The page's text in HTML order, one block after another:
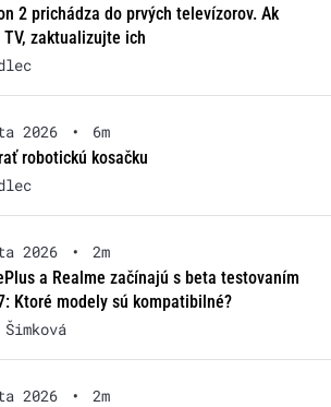
2 prichádza do prvých televízorov. Ak
zaktualizujte ich
2026 •
6m
robotickú kosačku
2026 •
2m
a Realme začínajú s beta testovaním
Ktoré modely sú kompatibilné?
2026 •
2m